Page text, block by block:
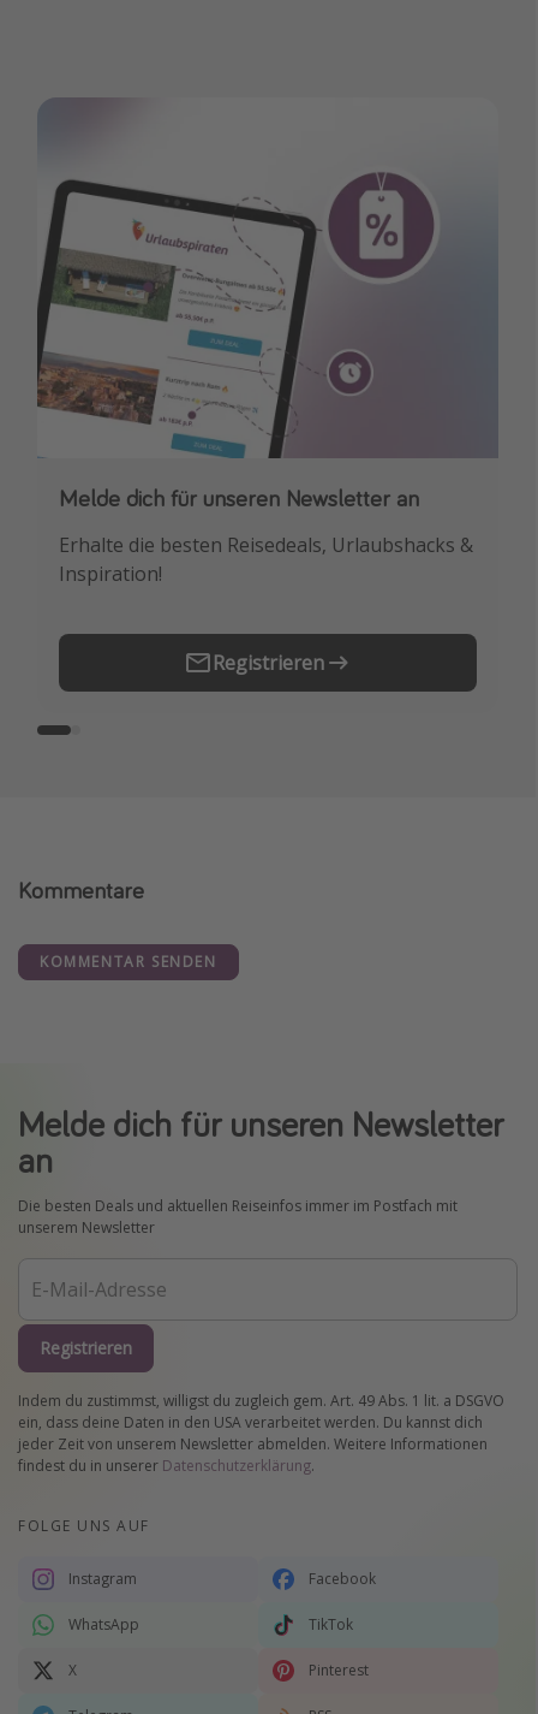
Melde dich für unseren Newsletter an
Erhalte die besten Reisedeals, Urlaubshacks &
Inspiration!
Registrieren
Downloade unsere App
Buche die besten Reiseschnäppchen als
Erstes.
Kommentare
KOMMENTAR SENDEN
Melde dich für unseren Newsletter
an
Die besten Deals und aktuellen Reiseinfos immer im Postfach mit
unserem Newsletter
Registrieren
Indem du zustimmst, willigst du zugleich gem. Art. 49 Abs. 1 lit. a DSGVO
ein, dass deine Daten in den USA verarbeitet werden. Du kannst dich
jeder Zeit von unserem Newsletter abmelden. Weitere Informationen
findest du in unserer Datenschutzerklärung.
FOLGE UNS AUF
Instagram Facebook
WhatsApp TikTok
X Pinterest